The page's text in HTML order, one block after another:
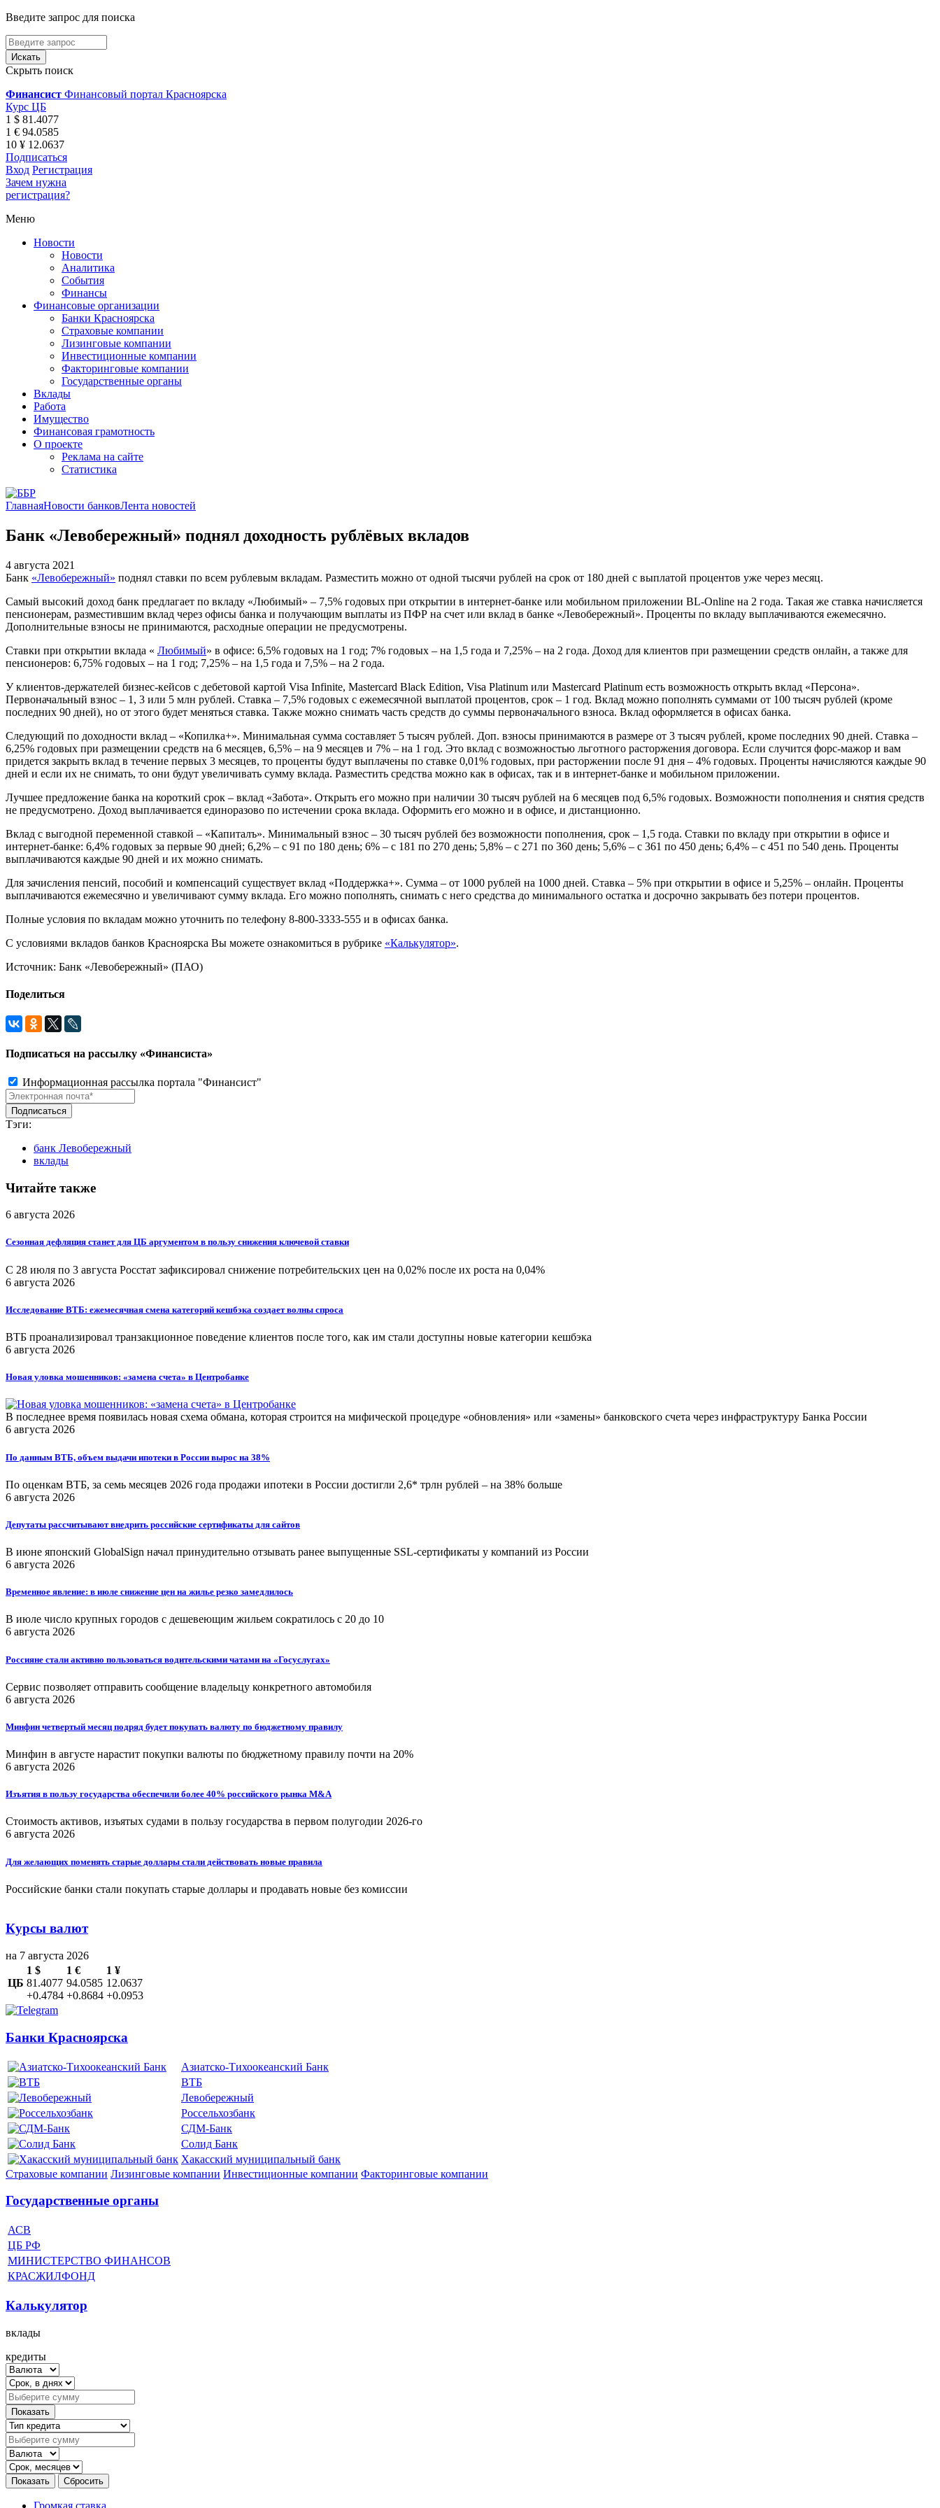
Введите запрос для поиска
Скрыть поиск
Финансист Финансовый портал Красноярска
Курс ЦБ
1 $ 81.4077
1 € 94.0585
10 ¥ 12.0637
Подписаться
Вход Регистрация
Зачем нужна
регистрация?
Меню
Новости
Новости
Аналитика
События
Финансы
Финансовые организации
Банки Красноярска
Страховые компании
Лизинговые компании
Инвестиционные компании
Факторинговые компании
Государственные органы
Вклады
Работа
Имущество
Финансовая грамотность
О проекте
Реклама на сайте
Статистика
ГлавнаяНовости банковЛента новостей
Банк «Левобережный» поднял доходность рублёвых вкладов
4 августа 2021
Банк «Левобережный» поднял ставки по всем рублевым вкладам. Разместить можно от одной тысячи рублей на срок от 180 дней с выплатой процентов уже через месяц.
Самый высокий доход банк предлагает по вкладу «Любимый» – 7,5% годовых при открытии в интернет-банке или мобильном приложении BL-Online на 2 года. Такая же ставка начисляется
пенсионерам, разместившим вклад через офисы банка и получающим выплаты из ПФР на счет или вклад в банке «Левобережный». Проценты по вкладу выплачиваются ежемесячно.
Дополнительные взносы не принимаются, расходные операции не предусмотрены.
Ставки при открытии вклада « Любимый» в офисе: 6,5% годовых на 1 год; 7% годовых – на 1,5 года и 7,25% – на 2 года. Доход для клиентов при размещении средств онлайн, а также для
пенсионеров: 6,75% годовых – на 1 год; 7,25% – на 1,5 года и 7,5% – на 2 года.
У клиентов-держателей бизнес-кейсов с дебетовой картой Visa Infinite, Mastercard Black Edition, Visa Platinum или Mastercard Platinum есть возможность открыть вклад «Персона».
Первоначальный взнос – 1, 3 или 5 млн рублей. Ставка – 7,5% годовых с ежемесячной выплатой процентов, срок – 1 год. Вклад можно пополнять суммами от 100 тысяч рублей (кроме
последних 90 дней), но от этого будет меняться ставка. Также можно снимать часть средств до суммы первоначального взноса. Вклад оформляется в офисах банка.
Следующий по доходности вклад – «Копилка+». Минимальная сумма составляет 5 тысяч рублей. Доп. взносы принимаются в размере от 3 тысяч рублей, кроме последних 90 дней. Ставка –
6,25% годовых при размещении средств на 6 месяцев, 6,5% – на 9 месяцев и 7% – на 1 год. Это вклад с возможностью льготного расторжения договора. Если случится форс-мажор и вам
придется закрыть вклад в течение первых 3 месяцев, то проценты будут выплачены по ставке 0,01% годовых, при расторжении после 91 дня – 4% годовых. Проценты начисляются каждые 90
дней и если их не снимать, то они будут увеличивать сумму вклада. Разместить средства можно как в офисах, так и в интернет-банке и мобильном приложении.
Лучшее предложение банка на короткий срок – вклад «Забота». Открыть его можно при наличии 30 тысяч рублей на 6 месяцев под 6,5% годовых. Возможности пополнения и снятия средств
не предусмотрено. Доход выплачивается единоразово по истечении срока вклада. Оформить его можно и в офисе, и дистанционно.
Вклад с выгодной переменной ставкой – «Капиталъ». Минимальный взнос – 30 тысяч рублей без возможности пополнения, срок – 1,5 года. Ставки по вкладу при открытии в офисе и
интернет-банке: 6,4% годовых за первые 90 дней; 6,2% – с 91 по 180 день; 6% – с 181 по 270 день; 5,8% – с 271 по 360 день; 5,6% – с 361 по 450 день; 6,4% – с 451 по 540 день. Проценты
выплачиваются каждые 90 дней и их можно снимать.
Для зачисления пенсий, пособий и компенсаций существует вклад «Поддержка+». Сумма – от 1000 рублей на 1000 дней. Ставка – 5% при открытии в офисе и 5,25% – онлайн. Проценты
выплачиваются ежемесячно и увеличивают сумму вклада. Его можно пополнять, снимать с него средства до минимального остатка и досрочно закрывать без потери процентов.
Полные условия по вкладам можно уточнить по телефону 8-800-3333-555 и в офисах банка.
С условиями вкладов банков Красноярска Вы можете ознакомиться в рубрике «Калькулятор».
Источник: Банк «Левобережный» (ПАО)
Поделиться
Подписаться на рассылку «Финансиста»
Информационная рассылка портала "Финансист"
Тэги:
банк Левобережный
вклады
Читайте также
6 августа 2026
Сезонная дефляция станет для ЦБ аргументом в пользу снижения ключевой ставки
С 28 июля по 3 августа Росстат зафиксировал снижение потребительских цен на 0,02% после их роста на 0,04%
6 августа 2026
Исследование ВТБ: ежемесячная смена категорий кешбэка создает волны спроса
ВТБ проанализировал транзакционное поведение клиентов после того, как им стали доступны новые категории кешбэка
6 августа 2026
Новая уловка мошенников: «замена счета» в Центробанке
В последнее время появилась новая схема обмана, которая строится на мифической процедуре «обновления» или «замены» банковского счета через инфраструктуру Банка России
6 августа 2026
По данным ВТБ, объем выдачи ипотеки в России вырос на 38%
По оценкам ВТБ, за семь месяцев 2026 года продажи ипотеки в России достигли 2,6* трлн рублей – на 38% больше
6 августа 2026
Депутаты рассчитывают внедрить российские сертификаты для сайтов
В июне японский GlobalSign начал принудительно отзывать ранее выпущенные SSL-сертификаты у компаний из России
6 августа 2026
Временное явление: в июле снижение цен на жилье резко замедлилось
В июле число крупных городов с дешевеющим жильем сократилось с 20 до 10
6 августа 2026
Россияне стали активно пользоваться водительскими чатами на «Госуслугах»
Сервис позволяет отправить сообщение владельцу конкретного автомобиля
6 августа 2026
Минфин четвертый месяц подряд будет покупать валюту по бюджетному правилу
Минфин в августе нарастит покупки валюты по бюджетному правилу почти на 20%
6 августа 2026
Изъятия в пользу государства обеспечили более 40% российского рынка M&A
Стоимость активов, изъятых судами в пользу государства в первом полугодии 2026-го
6 августа 2026
Для желающих поменять старые доллары стали действовать новые правила
Российские банки стали покупать старые доллары и продавать новые без комиссии
Курсы валют
на 7 августа 2026
ЦБ
1 $
81.4077
+0.4784
1 €
94.0585
+0.8684
1 ¥
12.0637
+0.0953
Банки Красноярска
Азиатско-Тихоокеанский Банк
ВТБ
Левобережный
Россельхозбанк
СДМ-Банк
Солид Банк
Хакасский муниципальный банк
Страховые компании Лизинговые компании Инвестиционные компании Факторинговые компании
Государственные органы
АСВ
ЦБ РФ
МИНИСТЕРСТВО ФИНАНСОВ
КРАСЖИЛФОНД
Калькулятор
вклады
кредиты
Громкая ставка